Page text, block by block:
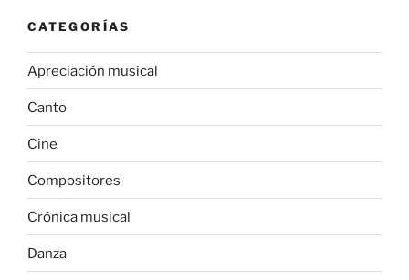
CATEGORÍAS
Apreciación musical
Canto
Cine
Compositores
Crónica musical
Danza